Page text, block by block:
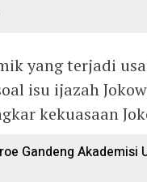
yang terjadi
isu ijazah
kekuasaan
Gandeng Akademisi